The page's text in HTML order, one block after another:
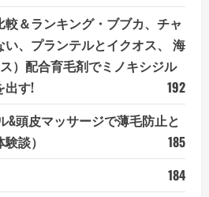
＆ランキング・ブブカ、チャ
い、プランテルとイクオス、 海
）配合育毛剤でミノキシジル
出す!
192
&頭皮マッサージで薄毛防止と
談）
185
184